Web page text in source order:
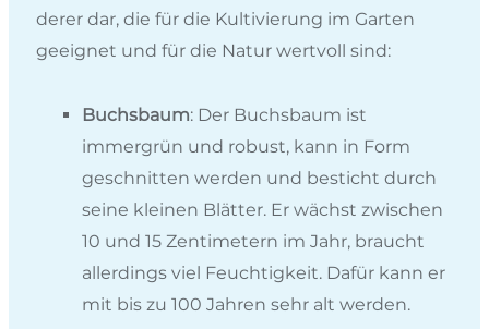
derer dar, die für die Kultivierung im Garten
geeignet und für die Natur wertvoll sind:
Buchsbaum: Der Buchsbaum ist
immergrün und robust, kann in Form
geschnitten werden und besticht durch
seine kleinen Blätter. Er wächst zwischen
10 und 15 Zentimetern im Jahr, braucht
allerdings viel Feuchtigkeit. Dafür kann er
mit bis zu 100 Jahren sehr alt werden.